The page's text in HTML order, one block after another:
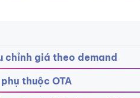
chỉnh giá theo demand
thuộc OTA